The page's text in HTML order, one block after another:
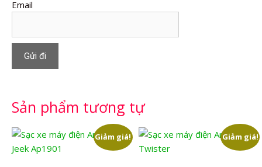
Email
Sản phẩm tương tự
Giảm giá! Giảm giá!